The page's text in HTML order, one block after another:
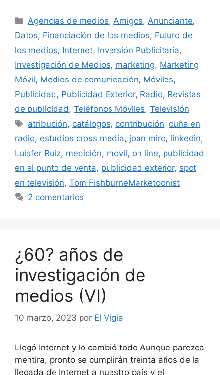
Categorías
Agencias de medios,Amigos,Anunciante,
Datos, Financiación de los medios, Futuro de
los medios, Internet, Inversión Publicitaria,
Investigación de Medios, marketing, Marketing
Móvil, Medios de comunicación, Móviles,
Publicidad, Publicidad Exterior, Radio, Revistas
de publicidad, Teléfonos Móviles, Televisión
Etiquetas
atribución, catálogos, contribución, cuña en
radio, estudios cross media, joan miro, linkedin,
Luisfer Ruiz, medición, movil, on line, publicidad
en el punto de venta, publicidad exterior, spot
en televisión, Tom FishburneMarketoonist
2 comentarios
¿60? años de
investigación de
medios (VI)
10 marzo, 2023 por El Vigia
Llegó Internet y lo cambió todo Aunque parezca
mentira, pronto se cumplirán treinta años de la
llegada de Internet a nuestro país y el